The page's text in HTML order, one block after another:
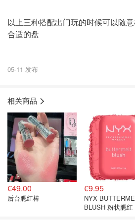
以上三种搭配出门玩的时候可以随
合适的盘
05-11 发布
相关商品
€49.00
后台腮红棒
€9.95
NYX
BLUSH 粉状腮红